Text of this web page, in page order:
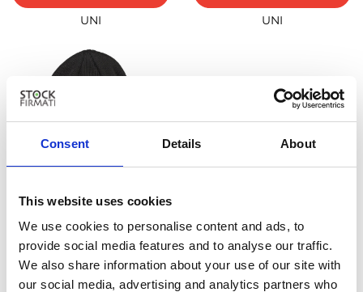
Consent Details About
This website uses cookies
We use cookies to personalise content and ads, to
provide social media features and to analyse our traffic.
We also share information about your use of our site with
our social media, advertising and analytics partners who
UNI
UNI
Vedi Prezzo
M